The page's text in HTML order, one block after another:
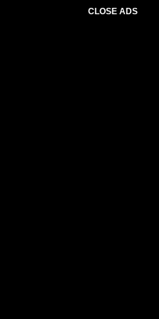
CLOSE ADS